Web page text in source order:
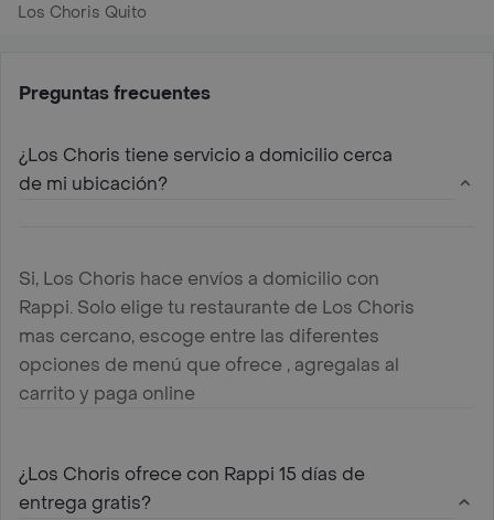
Los Choris Quito
Preguntas frecuentes
¿Los Choris tiene servicio a domicilio cerca
de mi ubicación?
Si, Los Choris hace envíos a domicilio con
Rappi. Solo elige tu restaurante de Los Choris
mas cercano, escoge entre las diferentes
opciones de menú que ofrece , agregalas al
carrito y paga online
¿Los Choris ofrece con Rappi 15 días de
entrega gratis?